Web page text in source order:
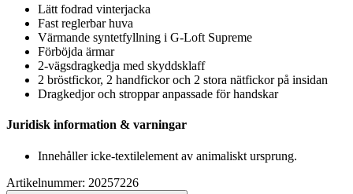
Lätt fodrad vinterjacka
Fast reglerbar huva
Värmande syntetfyllning i G-Loft Supreme
Förböjda ärmar
2-vägsdragkedja med skyddsklaff
2 bröstfickor, 2 handfickor och 2 stora nätfickor på insidan
Dragkedjor och stroppar anpassade för handskar
Juridisk information & varningar
Innehåller icke-textilelement av animaliskt ursprung.
Artikelnummer: 20257226